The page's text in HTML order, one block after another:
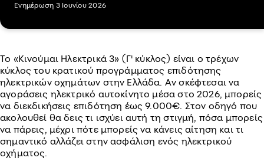
Ενημέρωση 3 Ιουνίου 2026
Το «Κινούμαι Ηλεκτρικά 3» (Γ' κύκλος) είναι ο τρέχων
κύκλος του κρατικού προγράμματος επιδότησης
ηλεκτρικών οχημάτων στην Ελλάδα. Αν σκέφτεσαι να
αγοράσεις ηλεκτρικό αυτοκίνητο μέσα στο 2026, μπορείς
να διεκδικήσεις επιδότηση έως 9.000€. Στον οδηγό που
ακολουθεί θα δεις τι ισχύει αυτή τη στιγμή, πόσα μπορείς
να πάρεις, μέχρι πότε μπορείς να κάνεις αίτηση και τι
σημαντικό αλλάζει στην ασφάλιση ενός ηλεκτρικού
οχήματος.